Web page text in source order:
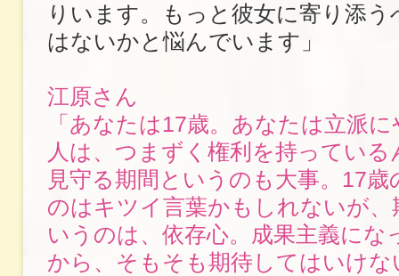
りいます。もっと彼女に寄り添
はないかと悩んでいます」
江原さん
「あなたは17歳。あなたは立派
人は、つまずく権利を持ってい
見守る期間というのも大事。17
のはキツイ言葉かもしれないが
いうのは、依存心。成果主義にな
から、そもそも期待してはいけな